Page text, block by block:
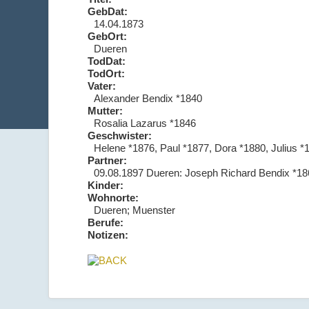
GebDat:
14.04.1873
GebOrt:
Dueren
TodDat:
TodOrt:
Vater:
Alexander Bendix *1840
Mutter:
Rosalia Lazarus *1846
Geschwister:
Helene *1876, Paul *1877, Dora *1880, Julius
Partner:
09.08.1897 Dueren: Joseph Richard Bendix
Kinder:
Wohnorte:
Dueren; Muenster
Berufe:
Notizen: